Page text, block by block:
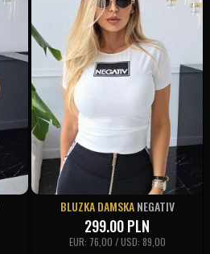
BLUZKA DAMSKANEGATIV
299.00PLN
EUR: 76,00 / USD: 89,00